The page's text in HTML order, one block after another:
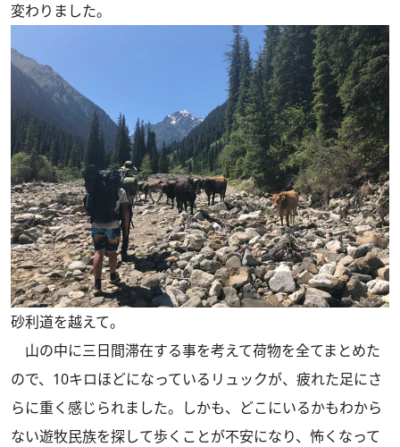
変わりました。
砂利道を越えて。
山の中に三日間滞在する事を考えて荷物を全てまとめた
ので、10キロほどになっているリュックが、疲れた足にさ
らに重く感じられました。しかも、どこにいるかもわから
ない遊牧民族を探して歩くことが不安になり、怖くなって